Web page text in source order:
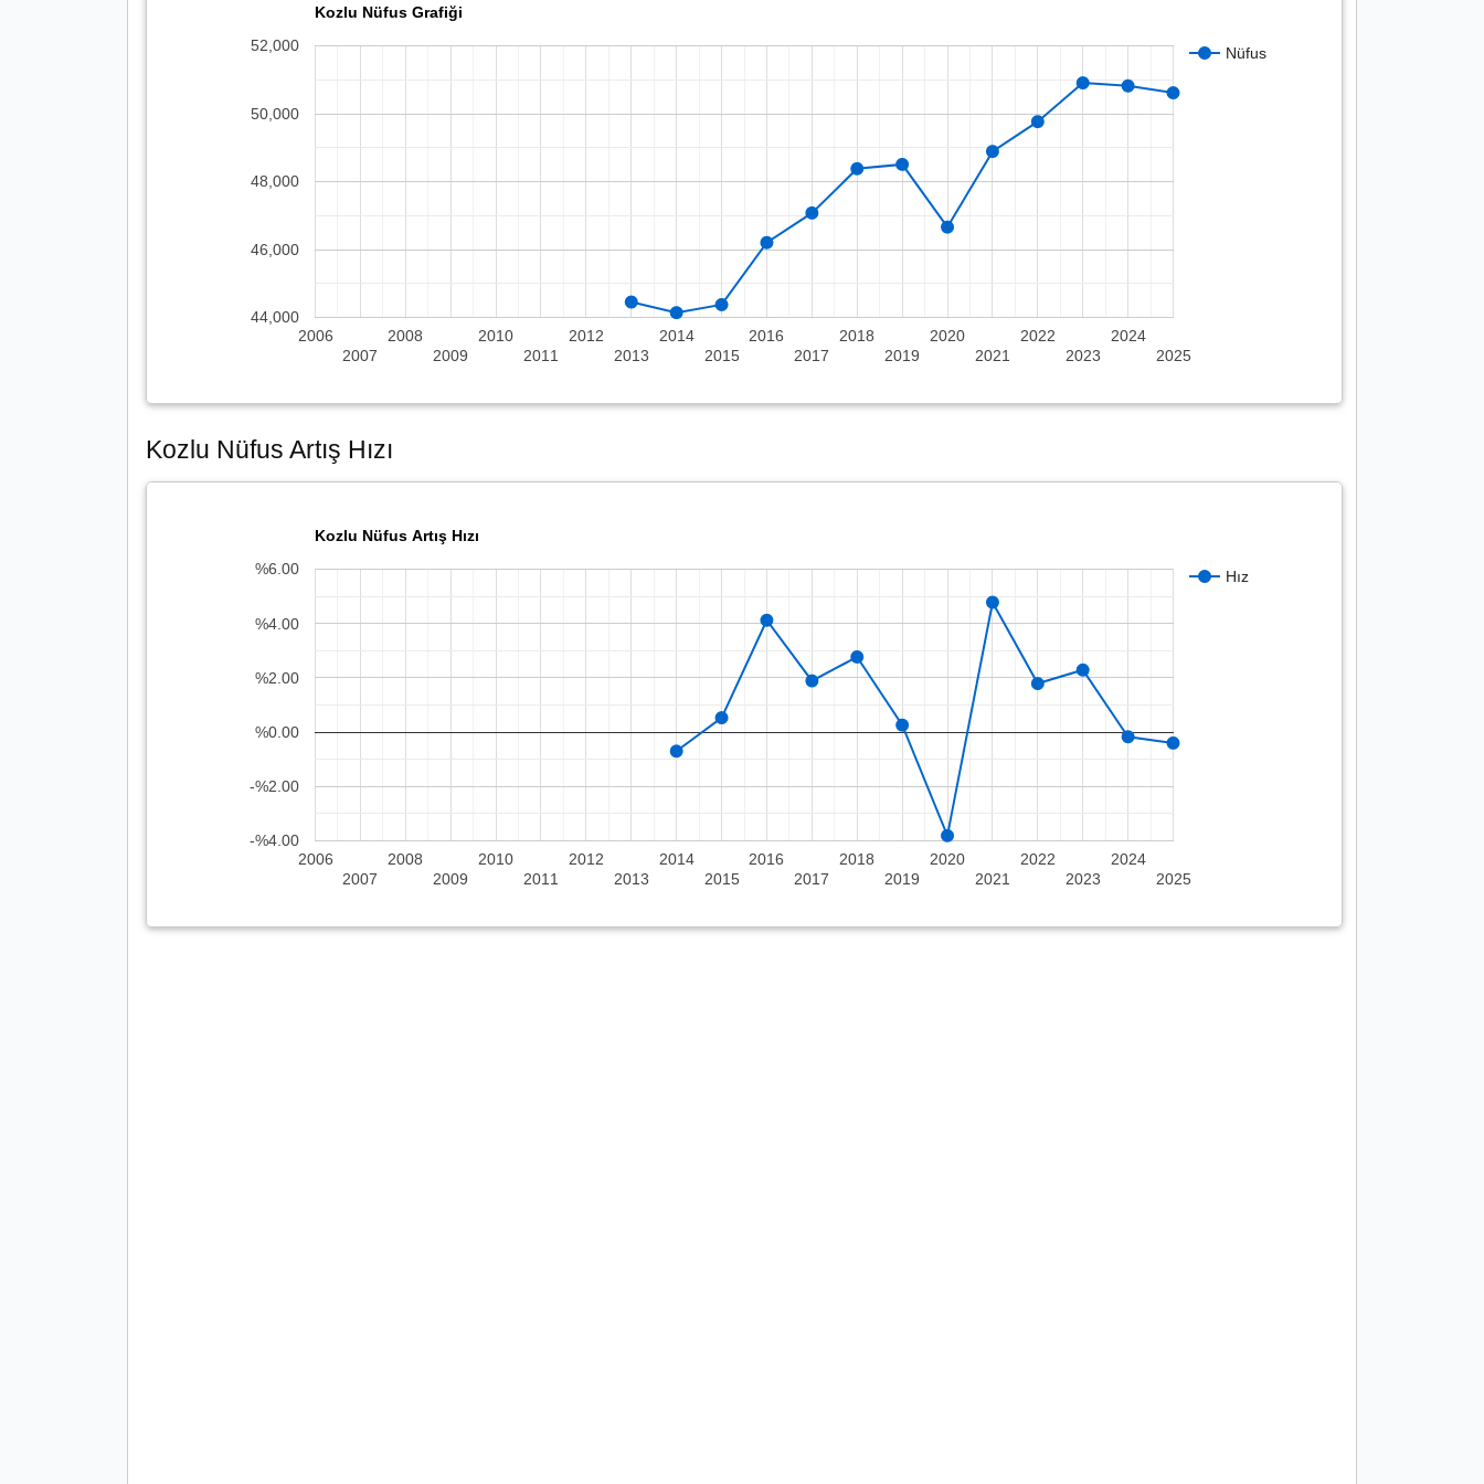
Kozlu Nüfus Grafiği
Nüfus
2006
2007
2008
2009
2010
2011
2012
2013
2014
2015
2016
2017
2018
2019
2020
2021
2022
2023
2024
2025
44,000
46,000
48,000
50,000
52,000
Kozlu Nüfus Artış Hızı
Kozlu Nüfus Artış Hızı
Hız
2006
2007
2008
2009
2010
2011
2012
2013
2014
2015
2016
2017
2018
2019
2020
2021
2022
2023
2024
2025
-%4.00
-%2.00
%0.00
%2.00
%4.00
%6.00